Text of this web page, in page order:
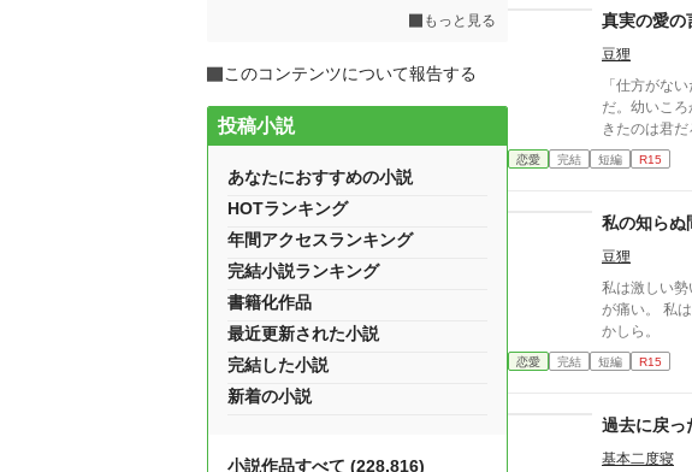
真実の愛の
豆狸
「仕方がな
だ。幼いこ
きたのは君
控えた時期に
恋愛 完結 短編 R15
私の知らぬ
豆狸
私は激しい
が痛い。 私
かしら。
恋愛 完結 短編 R15
過去に戻っ
基本二度寝
もっと見る
このコンテンツについて報告する
投稿小説
あなたにおすすめの小説
HOTランキング
年間アクセスランキング
完結小説ランキング
書籍化作品
最近更新された小説
完結した小説
新着の小説
小説作品すべて (228,816)